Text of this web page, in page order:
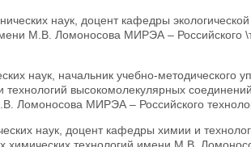
наук, доцент кафедры
М.В. Ломоносова МИРЭА – Российского
наук, начальник учебно-
высокомолекулярных
Ломоносова МИРЭА – Российского
наук, доцент кафедры химии и